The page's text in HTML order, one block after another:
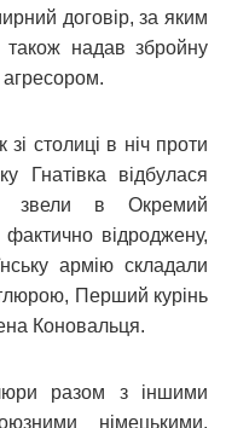
договір, за яким
надав збройну
агресором.
зі столиці в ніч проти
Гнатівка відбулася
звели в Окремий
відроджену,
армію складали
Перший курінь
Коновальця.
разом з іншими
німецькими,